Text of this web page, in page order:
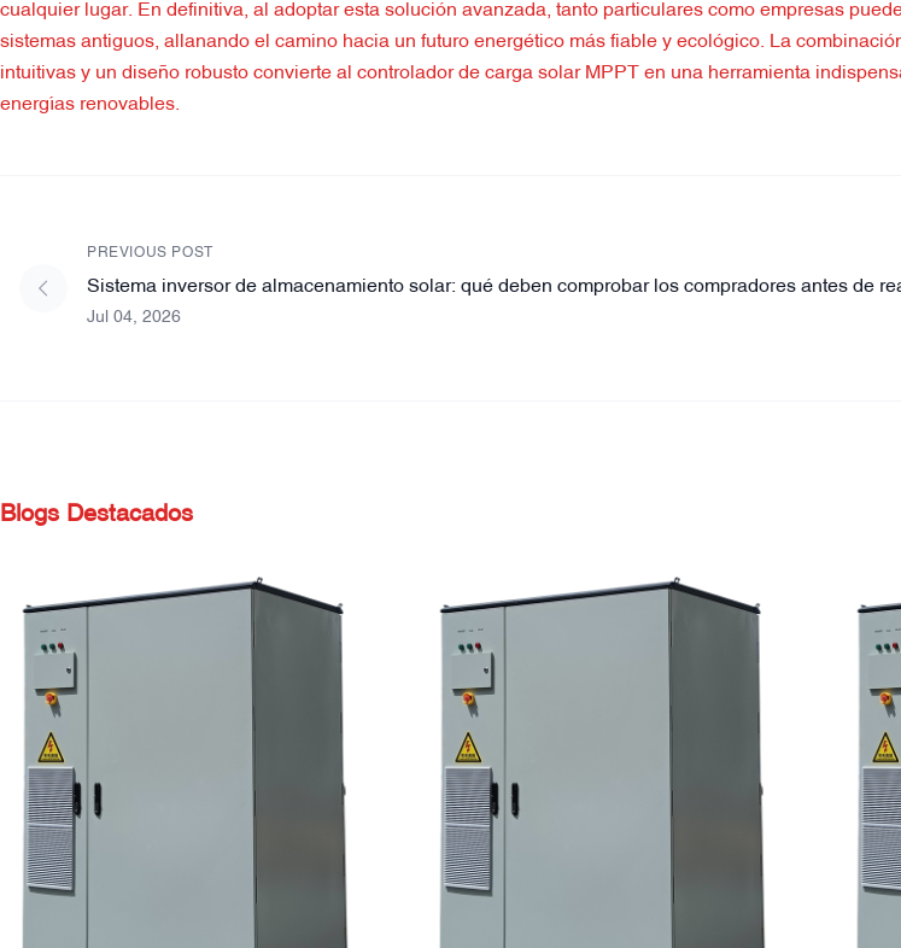
cualquier lugar. En definitiva, al adoptar esta solución avanzada, tanto particulares como empresas
sistemas antiguos, allanando el camino hacia un futuro energético más fiable y ecológico. La
intuitivas y un diseño robusto convierte al controlador de carga solar MPPT en una herramienta
energías renovables.
PREVIOUS POST
Sistema inversor de almacenamiento solar: qué deben comprobar los compradores antes de
Jul 04, 2026
Blogs Destacados